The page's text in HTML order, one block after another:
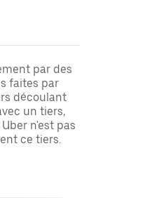
par des
faites par
découlant
un tiers,
n'est pas
ce tiers.